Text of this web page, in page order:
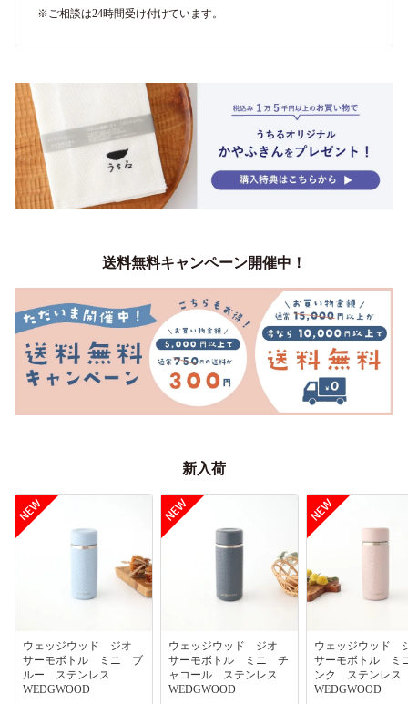
※ご相談は24時間受け付けています。
送料無料キャンペーン開催中！
新入荷
ウェッジウッド ジオ
サーモボトル ミニ ブ
ルー ステンレス
WEDGWOOD
ウェッジウッド ジオ
サーモボトル ミニ チ
ャコール ステンレス
WEDGWOOD
ウェッジウッド
サーモボトル
ンク ステンレ
WEDGWOOD